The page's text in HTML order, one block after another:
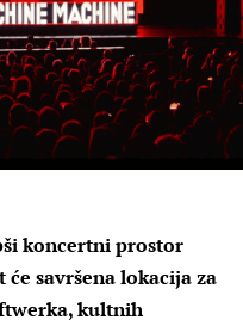
koncertni prostor
savršena lokacija za
kultnih